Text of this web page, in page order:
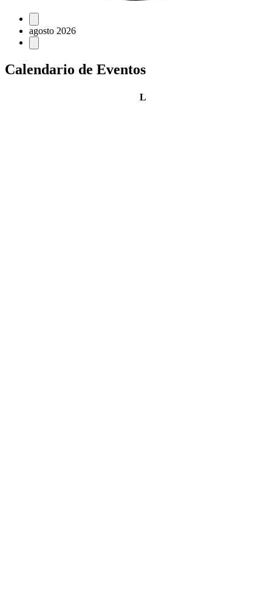
Eventos
agosto 2026
Calendario de Eventos
Llunes